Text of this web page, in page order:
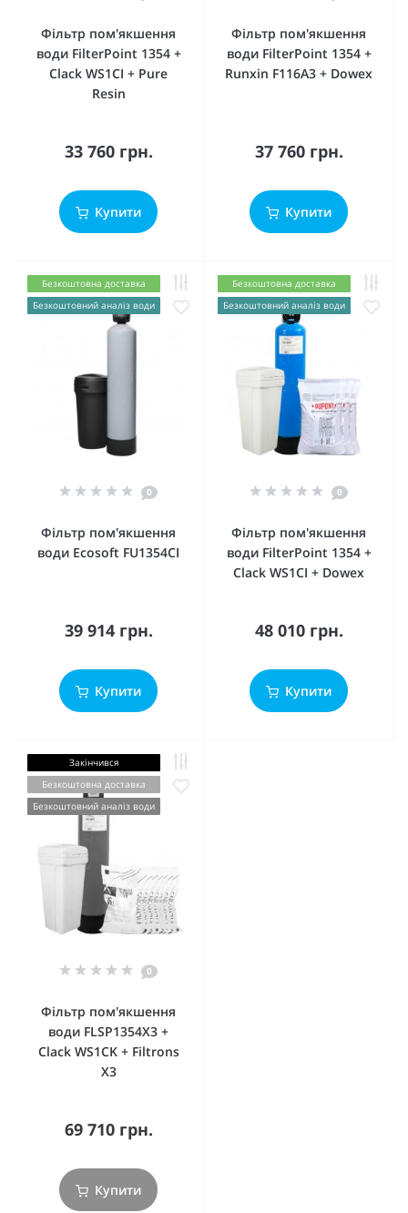
Фільтр пом'якшення
води FilterPoint 1354 +
Clack WS1CI + Pure
Resin
33 760 грн.
Купити
Фільтр пом'якшення
води FilterPoint 1354 +
Runxin F116A3 + Dowex
37 760 грн.
Купити
Безкоштовна доставка
Безкоштовний аналіз води
0
Фільтр пом'якшення
води Ecosoft FU1354CI
39 914 грн.
Купити
Безкоштовна доставка
Безкоштовний аналіз води
0
Фільтр пом'якшення
води FilterPoint 1354 +
Clack WS1CI + Dowex
48 010 грн.
Купити
Закінчився
Безкоштовна доставка
Безкоштовний аналіз води
0
Фільтр пом'якшення
води FLSP1354X3 +
Clack WS1CK + Filtrons
X3
69 710 грн.
Купити